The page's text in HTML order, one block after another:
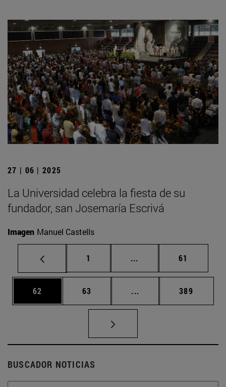
27 | 06 | 2025
La Universidad celebra la fiesta de su
fundador, san Josemaría Escrivá
Imagen Manuel Castells
Página
1 ... Páginas intermedias
Página
61
Página
62 Página
63 ... Páginas intermedias
Página
389
BUSCADOR NOTICIAS